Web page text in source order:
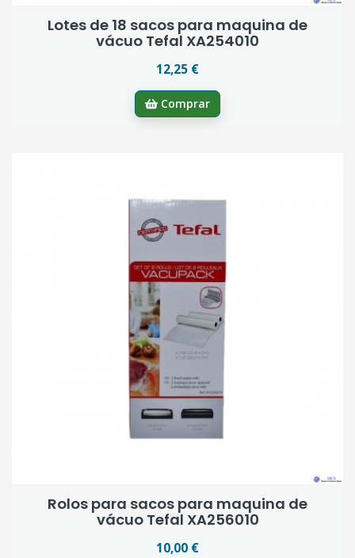
Lotes de 18 sacos para maquina de
vácuo Tefal XA254010
12,25 €
Comprar
Rolos para sacos para maquina de
vácuo Tefal XA256010
10,00 €